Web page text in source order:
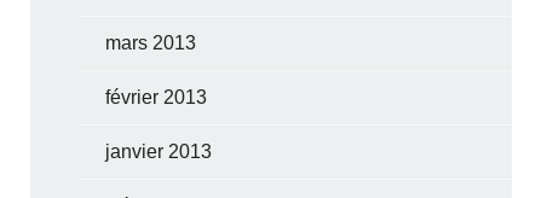
mars 2013
février 2013
janvier 2013